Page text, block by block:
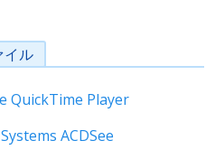
イル
QuickTime Player
ACDSee